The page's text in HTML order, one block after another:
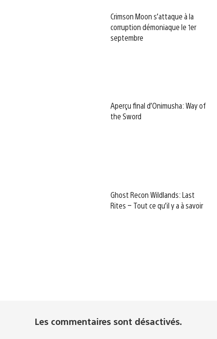
Crimson Moon s’attaque à la
corruption démoniaque le 1er
septembre
Aperçu final d’Onimusha: Way of
the Sword
Ghost Recon Wildlands: Last
Rites – Tout ce qu’il y a à savoir
Les commentaires sont désactivés.